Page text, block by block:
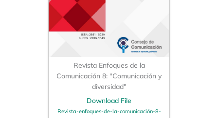
Revista Enfoques de la
Comunicación 8: "Comunicación y
diversidad"
Download File
Revista-enfoques-de-la-comunicación-8-